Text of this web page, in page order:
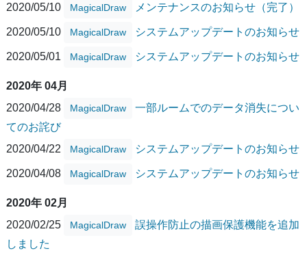
2020/05/10 MagicalDraw メンテナンスのお知らせ（完了）
2020/05/10 MagicalDraw システムアップデートのお知らせ
2020/05/01 MagicalDraw システムアップデートのお知らせ
2020年 04月
2020/04/28
MagicalDraw
一部ルームでのデータ消失につい
てのお詫び
2020/04/22
MagicalDraw システムアップデートのお知らせ
2020/04/08 MagicalDraw システムアップデートのお知らせ
2020年 02月
2020/02/25
MagicalDraw
誤操作防止の描画保護機能を追加
しました